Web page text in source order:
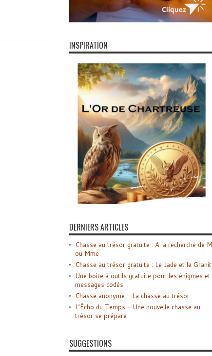
INSPIRATION
DERNIERS ARTICLES
Chasse au trésor gratuite : A la recherche de
ou Mme
Chasse au trésor gratuite : Le Jade et le Granit
Une boîte à outils gratuite pour les énigmes et
messages codés
Chasse anonyme – La chasse au trésor
L’Écho du Temps – Une nouvelle chasse au
trésor se prépare
SUGGESTIONS